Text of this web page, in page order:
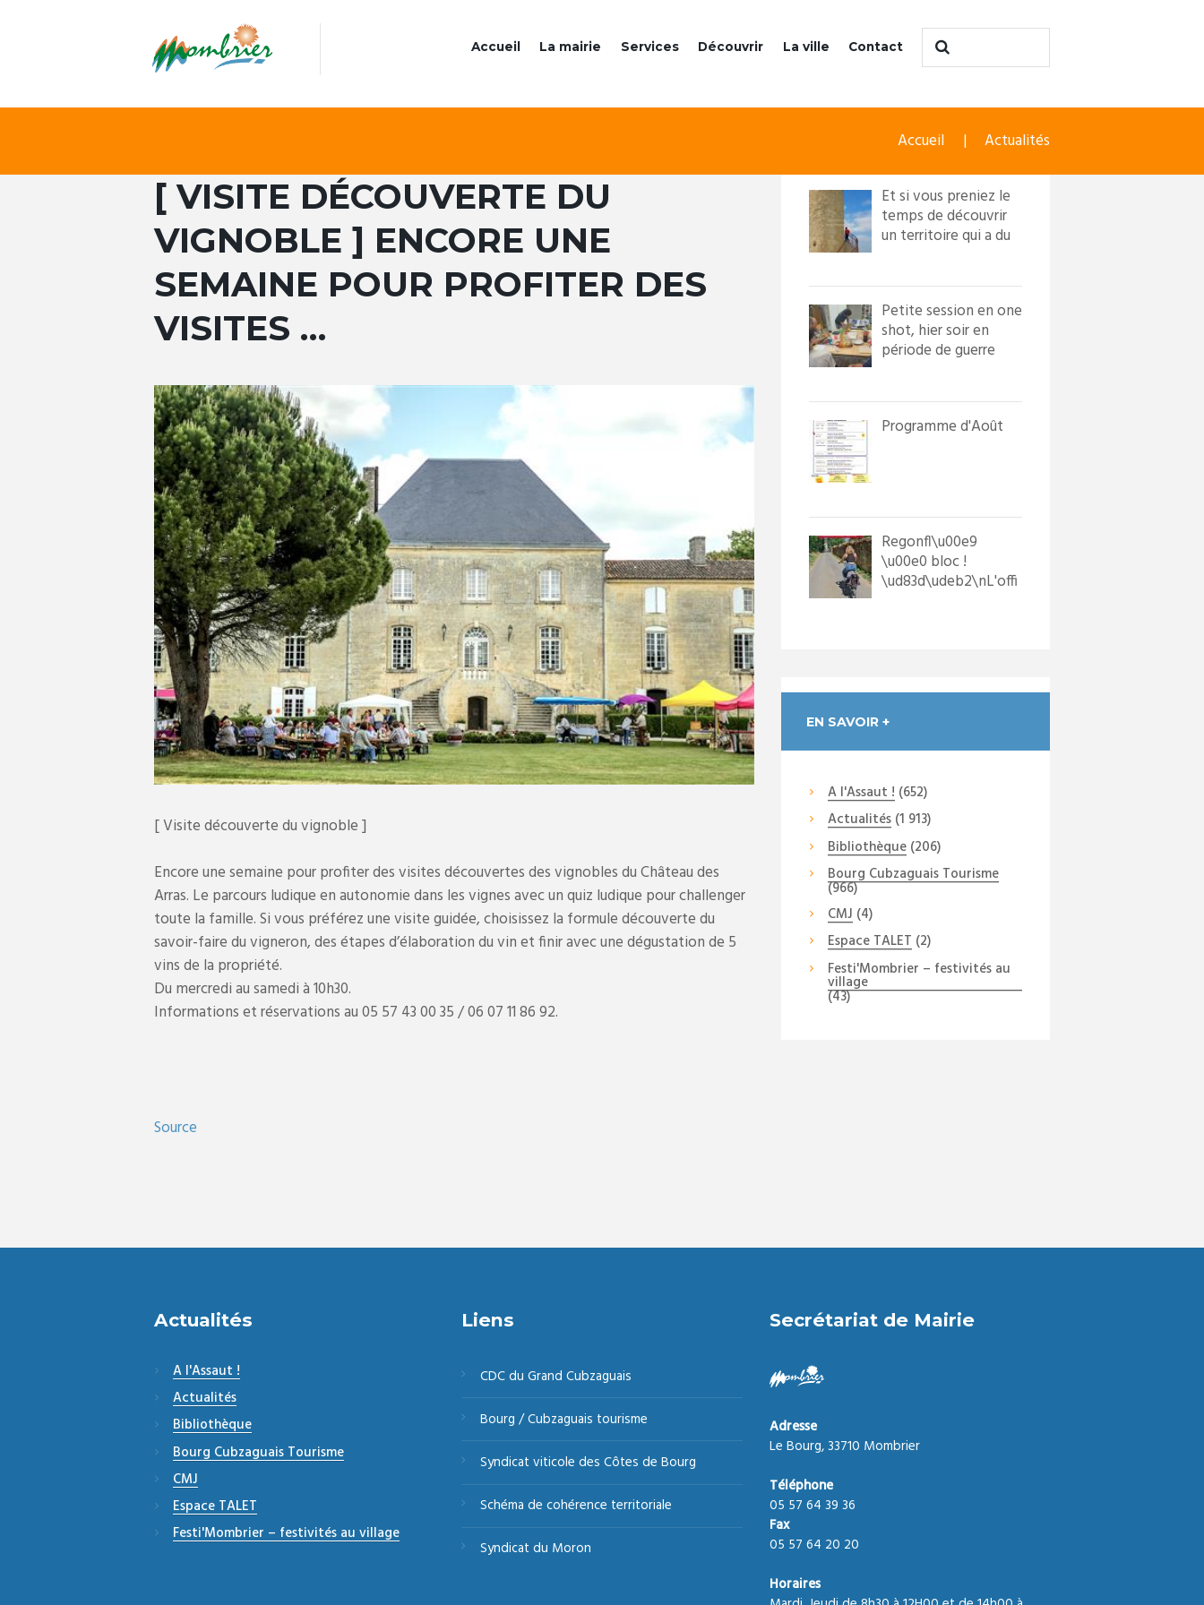
Accueil La mairie Services Découvrir La ville Contact
Accueil Actualités
[ VISITE DÉCOUVERTE DU
VIGNOBLE ] ENCORE UNE
SEMAINE POUR PROFITER DES
VISITES …
[ Visite découverte du vignoble ]
Encore une semaine pour profiter des visites découvertes des vignobles du Château des
Arras. Le parcours ludique en autonomie dans les vignes avec un quiz ludique pour challenger
toute la famille. Si vous préférez une visite guidée, choisissez la formule découverte du
savoir-faire du vigneron, des étapes d’élaboration du vin et finir avec une dégustation de 5
vins de la propriété.
Du mercredi au samedi à 10h30.
Informations et réservations au 05 57 43 00 35 / 06 07 11 86 92.
Source
Et si vous preniez le
temps de découvrir
un territoire qui a du
Petite session en one
shot, hier soir en
période de guerre
Programme d'Août
Regonfl\u00e9
\u00e0 bloc !
\ud83d\udeb2\nL'offi
EN SAVOIR +
A l'Assaut ! (652)
Actualités(1 913)
Bibliothèque(206)
Bourg Cubzaguais Tourisme
(966)
CMJ (4)
Espace TALET (2)
Festi'Mombrier – festivités au
village
(43)
Actualités
A l'Assaut !
Actualités
Bibliothèque
Bourg Cubzaguais Tourisme
CMJ
Espace TALET
Festi'Mombrier – festivités au village
Liens
CDC du Grand Cubzaguais
Bourg / Cubzaguais tourisme
Syndicat viticole des Côtes de Bourg
Schéma de cohérence territoriale
Syndicat du Moron
Secrétariat de Mairie
Adresse
Le Bourg, 33710 Mombrier
Téléphone
05 57 64 39 36
Fax
05 57 64 20 20
Horaires